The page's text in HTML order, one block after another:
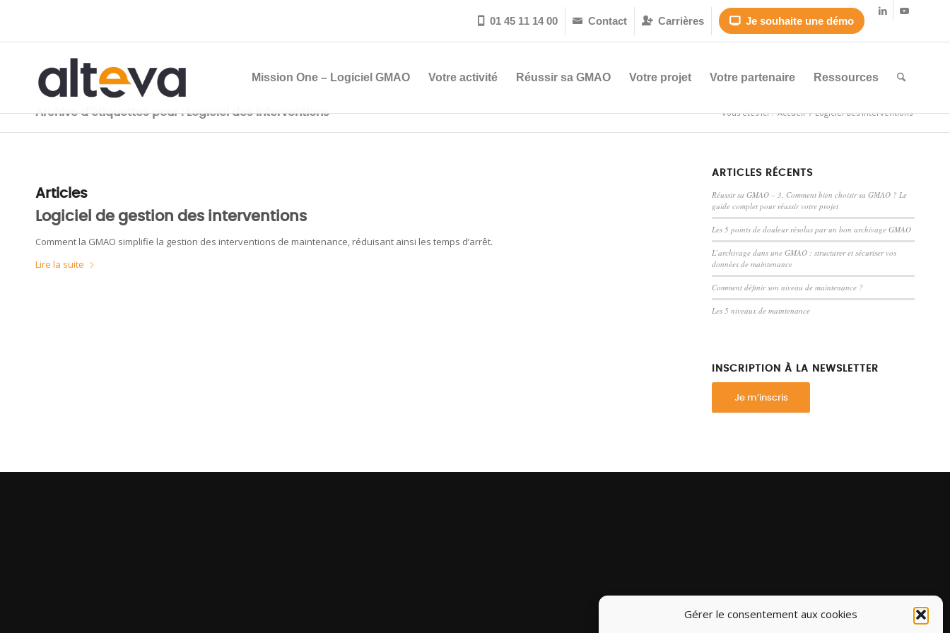
Gérer le consentement aux cookies
 01 45 11 14 00  Contact Carrières Je souhaite une démo
Mission One – Logiciel GMAO Votre activité Réussir sa GMAO Votre projet Votre partenaire Ressources
Archive d’étiquettes pour : Logiciel des interventions Vous êtes ici : Accueil / Logiciel des interventions
Articles
Logiciel de gestion des interventions
Comment la GMAO simplifie la gestion des interventions de maintenance, réduisant ainsi les temps d’arrêt.
Lire la suite
ARTICLES RÉCENTS
Réussir sa GMAO – 3. Comment bien choisir sa GMAO ? Le
guide complet pour réussir votre projet
Les 5 points de douleur résolus par un bon archivage GMAO
L’archivage dans une GMAO : structurer et sécuriser vos
données de maintenance
Comment définir son niveau de maintenance ?
Les 5 niveaux de maintenance
INSCRIPTION À LA NEWSLETTER
Je m’inscris